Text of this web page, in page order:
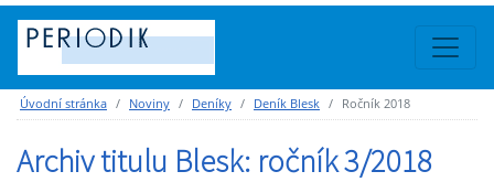
Úvodní stránka Noviny Deníky Deník Blesk Ročník 2018
Archiv titulu Blesk: ročník 3/2018